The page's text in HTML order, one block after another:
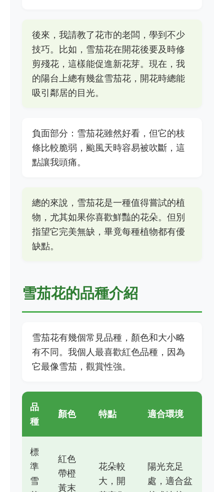
後來，我請教了花市的老闆，學到不少
技巧。比如，雪茄花在開花後要及時修
剪殘花，這樣能促進新花芽。現在，我
的陽台上總有幾盆雪茄花，開花時總能
吸引鄰居的目光。
負面部分：雪茄花雖然好看，但它的枝
條比較脆弱，颱風天時容易被吹斷，這
點讓我頭痛。
總的來說，雪茄花是一種值得嘗試的植
物，尤其如果你喜歡鮮豔的花朵。但別
指望它完美無缺，畢竟每種植物都有優
缺點。
雪茄花的品種介紹
雪茄花有幾個常見品種，顏色和大小略
有不同。我個人最喜歡紅色品種，因為
它最像雪茄，觀賞性強。
品
種
顏色 特點 適合環境
標
準
雪
紅色
帶橙
黃末
花朵較
大，開
陽光充足
處，適合盆